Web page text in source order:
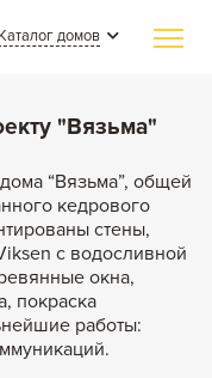
Каталог домов
"Вязьма"
“Вязьма”, общей
кедрового
стены,
с водосливной
окна,
покраска
работы: